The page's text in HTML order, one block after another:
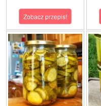
Zobacz przepis!